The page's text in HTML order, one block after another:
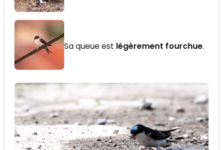
Sa queue est légèrement fourchue.